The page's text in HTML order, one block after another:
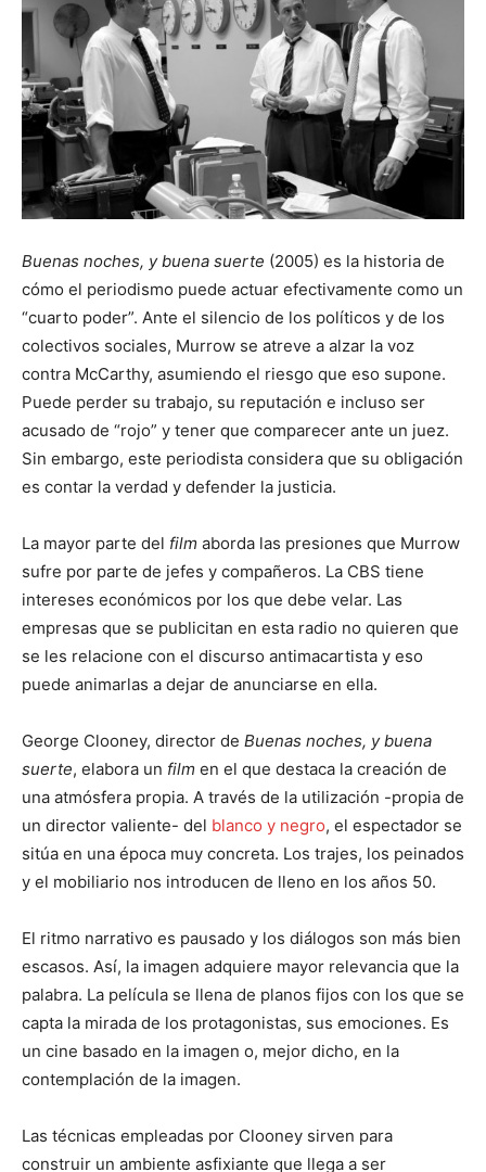
Buenas noches, y buena suerte (2005) es la historia de
cómo el periodismo puede actuar efectivamente como un
“cuarto poder”. Ante el silencio de los políticos y de los
colectivos sociales, Murrow se atreve a alzar la voz
contra McCarthy, asumiendo el riesgo que eso supone.
Puede perder su trabajo, su reputación e incluso ser
acusado de “rojo” y tener que comparecer ante un juez.
Sin embargo, este periodista considera que su obligación
es contar la verdad y defender la justicia.
La mayor parte del film aborda las presiones que Murrow
sufre por parte de jefes y compañeros. La CBS tiene
intereses económicos por los que debe velar. Las
empresas que se publicitan en esta radio no quieren que
se les relacione con el discurso antimacartista y eso
puede animarlas a dejar de anunciarse en ella.
George Clooney, director de Buenas noches, y buena
suerte, elabora un film en el que destaca la creación de
una atmósfera propia. A través de la utilización -propia de
un director valiente- del blanco y negro, el espectador se
sitúa en una época muy concreta. Los trajes, los peinados
y el mobiliario nos introducen de lleno en los años 50.
El ritmo narrativo es pausado y los diálogos son más bien
escasos. Así, la imagen adquiere mayor relevancia que la
palabra. La película se llena de planos fijos con los que se
capta la mirada de los protagonistas, sus emociones. Es
un cine basado en la imagen o, mejor dicho, en la
contemplación de la imagen.
Las técnicas empleadas por Clooney sirven para
construir un ambiente asfixiante que llega a ser